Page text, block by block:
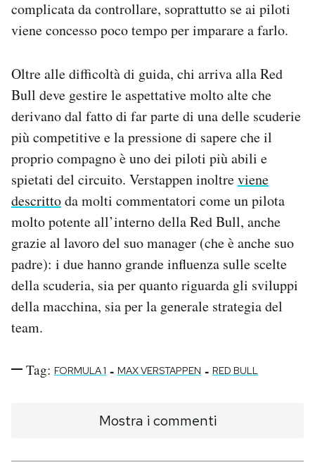
complicata da controllare, soprattutto se ai piloti
viene concesso poco tempo per imparare a farlo.
Oltre alle difficoltà di guida, chi arriva alla Red
Bull deve gestire le aspettative molto alte che
derivano dal fatto di far parte di una delle scuderie
più competitive e la pressione di sapere che il
proprio compagno è uno dei piloti più abili e
spietati del circuito. Verstappen inoltreviene
descrittoda molti commentatori come un pilota
molto potente all’interno della Red Bull, anche
grazie al lavoro del suo manager (che è anche suo
padre): i due hanno grande influenza sulle scelte
della scuderia, sia per quanto riguarda gli sviluppi
della macchina, sia per la generale strategia del
team.
Tag: FORMULA 1 - MAX VERSTAPPEN - RED BULL
Mostra i commenti